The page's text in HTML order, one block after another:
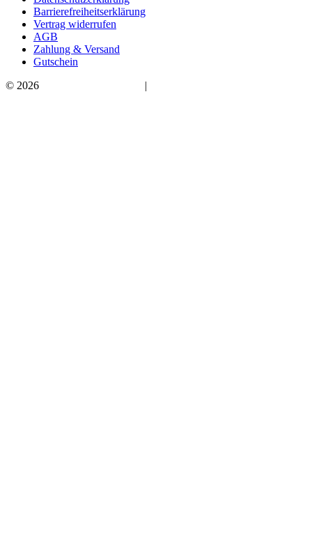
Barrierefreiheitserklärung
Vertrag widerrufen
AGB
Zahlung & Versand
Gutschein
© 2026
|